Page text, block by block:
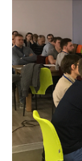
и
аудит
Рынок
акций
Порядок
выкупа
акций